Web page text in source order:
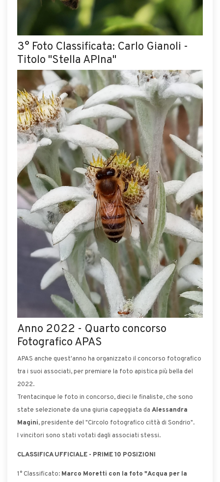
3° Foto Classificata: Carlo Gianoli -
Titolo "Stella APIna"
Anno 2022 - Quarto concorso
Fotografico APAS
APAS anche quest'anno ha organizzato il concorso fotografico
tra i suoi associati, per premiare la foto apistica più bella del
2022.
Trentacinque le foto in concorso, dieci le finaliste, che sono
state selezionate da una giuria capeggiata da Alessandra
Magini, presidente del "Circolo fotografico città di Sondrio".
I vincitori sono stati votati dagli associati stessi.
CLASSIFICA UFFICIALE - PRIME 10 POSIZIONI
1° Classificato: Marco Moretti con la foto "Acqua per la